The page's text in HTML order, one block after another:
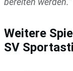
Weitere
SV